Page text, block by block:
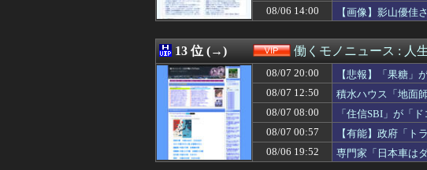
08/07 21:47
【男女差ある？】芸能人の不倫
08/07 21:47
ラジオ体操の景品は何をもらい
08/07 21:45
【日向坂46】おひさま感動... ミ
08/07 21:45
【超悲報】Z新入社員、意地で
08/07 21:45
「攻殻機動隊」5話感想 人生っ
08/07 21:45
【悲報】ネット民「今週のみい
08/07 21:44
【質問】おまえれペルチェ素子
08/07 21:44
【衝撃】DAZNさん、サッカー
08/07 21:44
週休3日(平日1日+土日休み)
08/07 21:44
団塊世代の完全引退で、企業が
08/07 21:42
【バルス】米雇用統計大幅悪化
08/06 14:00
【画像】影山優佳
13 位 (→) 働くモノニュース : 人
08/07 20:00
【悲報】「果糖」
08/07 12:50
積水ハウス「地面
08/07 08:00
「住信SBI」が「
08/07 00:57
【有能】政府「ト
08/06 19:52
専門家「日本車は